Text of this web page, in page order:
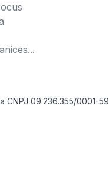
09.236.355/0001-